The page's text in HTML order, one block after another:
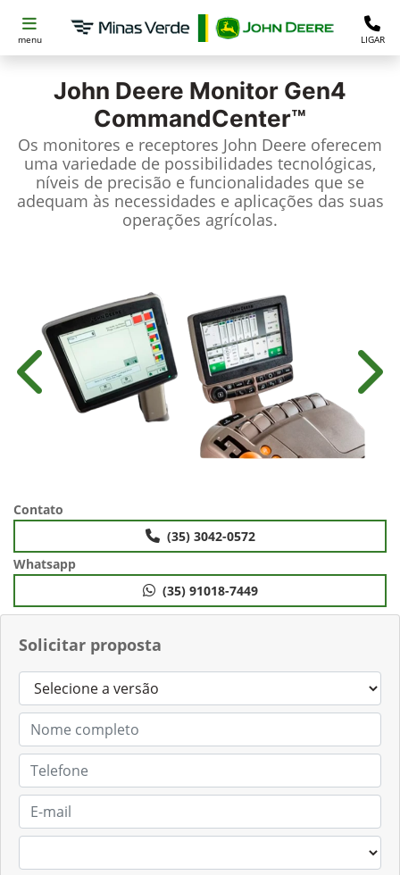
menu LIGAR
John Deere Monitor Gen4
CommandCenter™
Os monitores e receptores John Deere oferecem
uma variedade de possibilidades tecnológicas,
níveis de precisão e funcionalidades que se
adequam às necessidades e aplicações das suas
operações agrícolas.
Solicitar proposta
Anterior
Contato
(35) 3042-0572
Whatsapp
(35) 91018-7449